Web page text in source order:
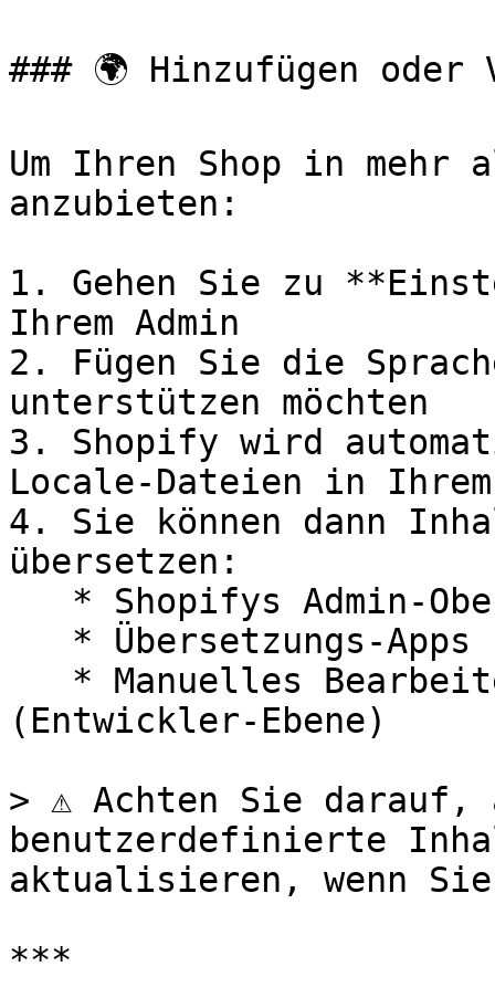
### 🌍 Hinzufügen oder
Um Ihren Shop in mehr
anzubieten:
1. Gehen Sie zu
Ihrem Admin
2. Fügen Sie die
unterstützen möchten
3. Shopify wird
Locale-Dateien in Ihrem
4. Sie können dann
übersetzen:
(Entwickler-Ebene)
> ⚠️ Achten Sie darauf,
benutzerdefinierte
aktualisieren, wenn
***